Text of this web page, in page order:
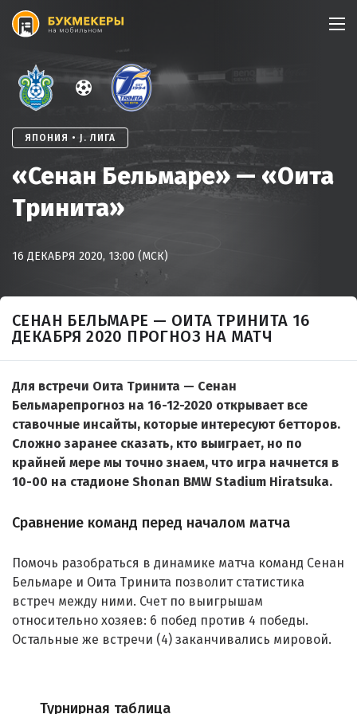
Skip
ЯПОНИЯ • J. ЛИГА
«Сенан Бельмаре» — «Оита
Тринита»
16 ДЕКАБРЯ 2020, 13:00 (МСК)
СЕНАН БЕЛЬМАРЕ — ОИТА ТРИНИТА 16
ДЕКАБРЯ 2020 ПРОГНОЗ НА МАТЧ
Для встречи Оита Тринита — Сенан
Бельмарепрогноз на 16-12-2020 открывает все
ставочные инсайты, которые интересуют бетторов.
Сложно заранее сказать, кто выиграет, но по
крайней мере мы точно знаем, что игра начнется в
10-00 на стадионе Shonan BMW Stadium Hiratsuka.
Сравнение команд перед началом матча
Помочь разобраться в динамике матча команд Сенан
Бельмаре и Оита Тринита позволит статистика
встреч между ними. Счет по выигрышам
относительно хозяев: 6 побед против 4 победы.
Остальные же встречи (4) заканчивались мировой.
Турнирная таблица